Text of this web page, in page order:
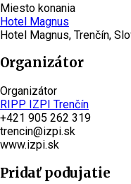
Miesto konania
Hotel Magnus
Hotel Magnus, Trenčín,
Organizátor
Organizátor
RIPP IZPI Trenčín
+421 905 262 319
trencin@izpi.sk
www.izpi.sk
Pridať podujatie